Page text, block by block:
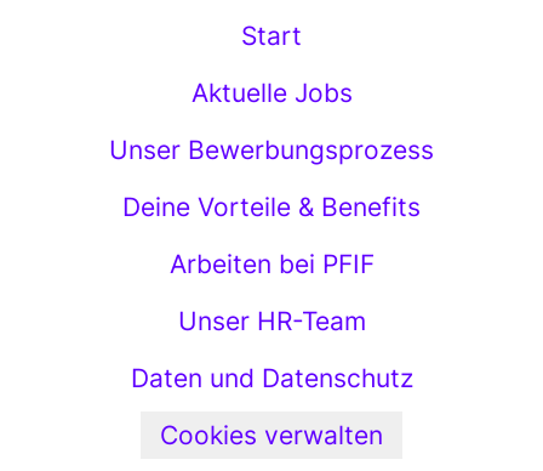
Start
Aktuelle Jobs
Unser Bewerbungsprozess
Deine Vorteile & Benefits
Arbeiten bei PFIF
Unser HR-Team
Daten und Datenschutz
Cookies verwalten